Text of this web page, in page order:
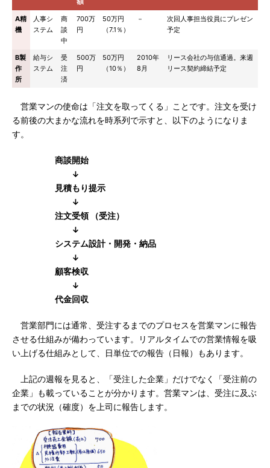
A精
機
人事シ
ステム
商
談
中
700万
円
50万円
（7.1％）
－
次回人事担当役員にプレゼン
予定
B製
作
所
給与シ
ステム
受
注
済
500万
円
50万円
（10％）
2010年
8月
リース会社の与信通過。来週
リース契約締結予定
営業マンの使命は「注文を取ってくる」ことです。注文を受け
る前後の大まかな流れを時系列で示すと、以下のようになりま
す。
商談開始
↓
見積もり提示
↓
注文受領 （受注）
↓
システム設計・開発・納品
↓
顧客検収
↓
代金回収
営業部門には通常、受注するまでのプロセスを営業マンに報告
させる仕組みが備わっています。リアルタイムでの営業情報を吸
い上げる仕組みとして、日単位での報告（日報）もあります。
上記の週報を見ると、「受注した企業」だけでなく「受注前の
企業」も載っていることが分かります。営業マンは、受注に及ぶ
までの状況（確度）を上司に報告します。